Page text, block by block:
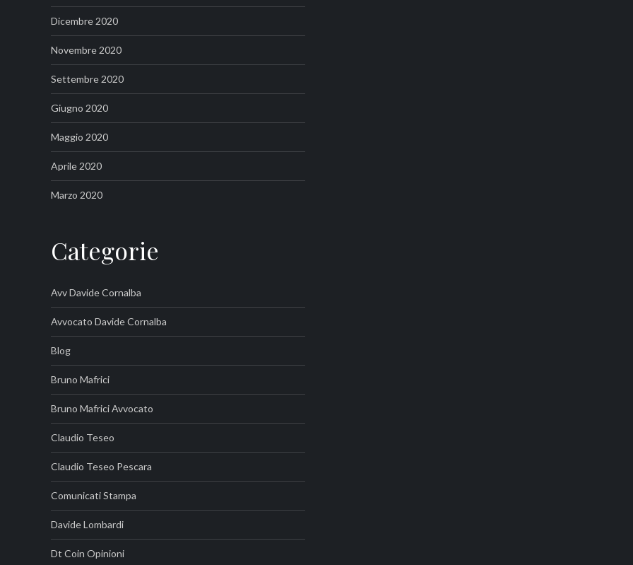
Dicembre 2020
Novembre 2020
Settembre 2020
Giugno 2020
Maggio 2020
Aprile 2020
Marzo 2020
Categorie
Avv Davide Cornalba
Avvocato Davide Cornalba
Blog
Bruno Mafrici
Bruno Mafrici Avvocato
Claudio Teseo
Claudio Teseo Pescara
Comunicati Stampa
Davide Lombardi
Dt Coin Opinioni